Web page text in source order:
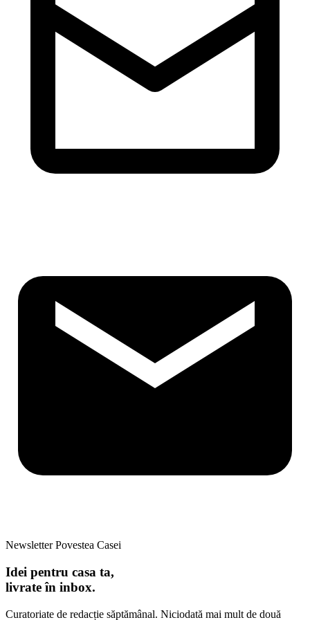
Newsletter Povestea Casei
Idei pentru casa ta,
livrate în inbox.
Curatoriate de redacție săptămânal. Niciodată mai mult de două